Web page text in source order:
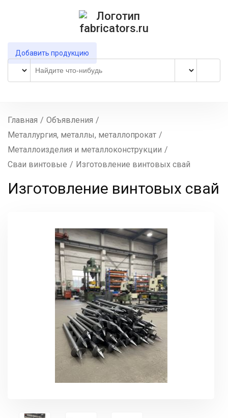
Добавить продукцию
Главная / Объявления /
Металлургия, металлы, металлопрокат /
Металлоизделия и металлоконструкции /
Сваи винтовые / Изготовление винтовых свай
Изготовление винтовых свай